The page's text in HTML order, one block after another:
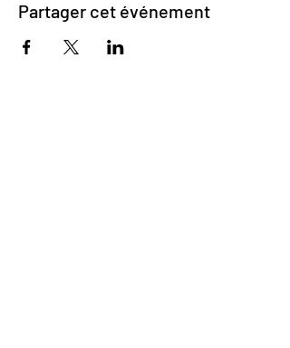
Partager cet événement